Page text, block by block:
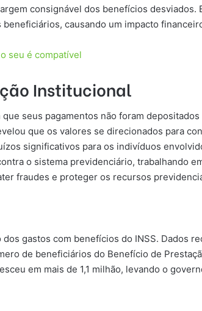
consignável dos benefícios
causando um impacto
seu é compatível
Institucional
seus pagamentos não foram
que os valores se direcionados para
significativos para os indivíduos
o sistema previdenciário, trabalhando
fraudes e proteger os recursos
gastos com benefícios do INSS. Dados
de beneficiários do Benefício de
em mais de 1,1 milhão, levando o